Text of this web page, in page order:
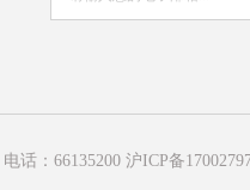
66135200 沪ICP备17002797